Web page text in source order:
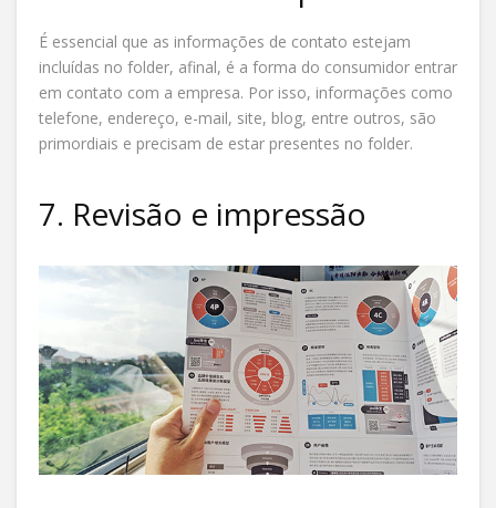
É essencial que as informações de contato estejam
incluídas no folder, afinal, é a forma do consumidor entrar
em contato com a empresa. Por isso, informações como
telefone, endereço, e-mail, site, blog, entre outros, são
primordiais e precisam de estar presentes no folder.
7. Revisão e impressão